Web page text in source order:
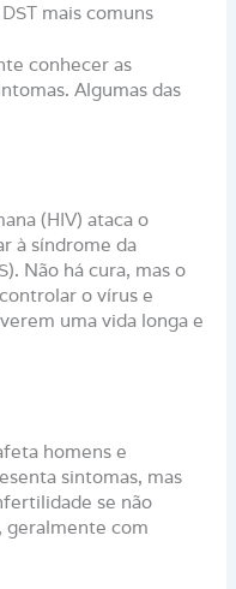
mais comuns
conhecer as
Algumas das
(HIV) ataca o
à síndrome da
Não há cura, mas o
o vírus e
uma vida longa e
homens e
sintomas, mas
se não
geralmente com